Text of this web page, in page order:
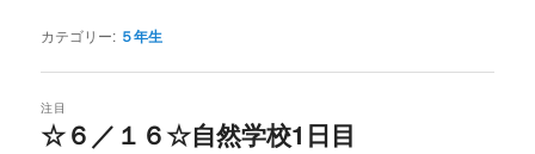
カテゴリー: ５年生
☆６／１６☆自然学校1日目
注目